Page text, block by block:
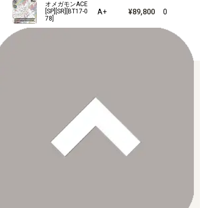
【EX-06】インファナル・アセンション
【EX-05】アニマルコロシアム
【EX-01】クラシックコレクション
【LM-07】ANOTHER KNIGHT
オメガモンACE
[SP][SR][BT17-0
78]
A+ ¥89,800 0
各種ブランドのカードをご利用いただけます。
【Paidy（後払い/コンビニ払い）】
お支払後の在庫確保となりますため、お早めにお支払をお願いし
なお、お支払口座は、注文確認メールに記載しております。
振込手数料はお客様負担となります。